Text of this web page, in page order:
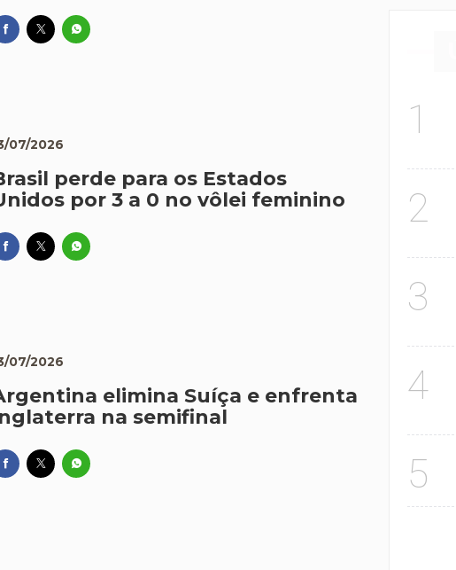
07/2026
perde para os Estados
por 3 a 0 no vôlei feminino
07/2026
elimina Suíça e enfrenta
na semifinal
1
2
3
4
5